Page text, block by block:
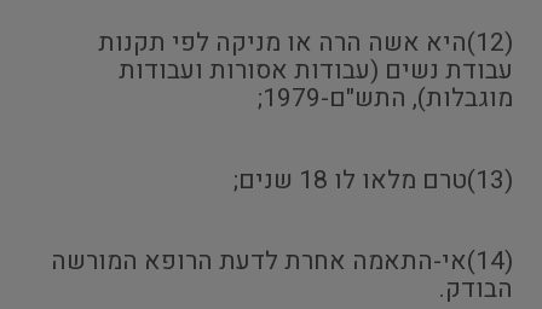
(12)היא אשה הרה או מניקה לפי תקנות
עבודת נשים (עבודות אסורות ועבודות
מוגבלות), התש"ם-1979;
(13)טרם מלאו לו 18 שנים;
(14)אי-התאמה אחרת לדעת הרופא המורשה
הבודק.